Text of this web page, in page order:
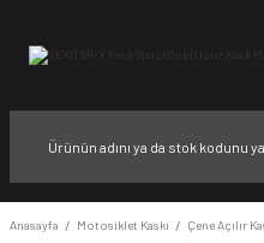
Anasayfa Motosiklet Kaskı Çene Açılır